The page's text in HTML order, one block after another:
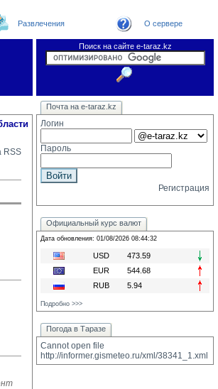
Развлечения О сервере
Поиск на сайте e-taraz.kz
Новости Погода в Таразе
Телефоный справочник
Видеоконференция
Новости e-taraz
RSS
Почта на e-taraz.kz
Логин
Пароль
Регистрация
Официальный курс валют
Дата обновления: 01/08/2026 08:44:32
USD
473.59
EUR
544.68
RUB
5.94
Подробно >>>
Погода в Таразе
Cannot open file
http://informer.gismeteo.ru/xml/38341_1.xml